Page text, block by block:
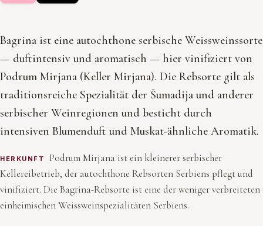
Bagrina ist eine autochthone serbische Weissweinssorte
— duftintensiv und aromatisch — hier vinifiziert von
Podrum Mirjana (Keller Mirjana). Die Rebsorte gilt als
traditionsreiche Spezialität der Šumadija und anderer
serbischer Weinregionen und besticht durch
intensiven Blumenduft und Muskat-ähnliche Aromatik.
HERKUNFT
Podrum Mirjana ist ein kleinerer serbischer
Kellereibetrieb, der autochthone Rebsorten Serbiens pflegt und
vinifiziert. Die Bagrina-Rebsorte ist eine der weniger verbreiteten
einheimischen Weissweinspezialitäten Serbiens.